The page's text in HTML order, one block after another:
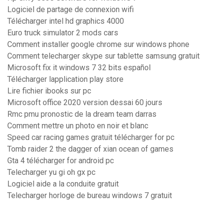
Logiciel de partage de connexion wifi
Télécharger intel hd graphics 4000
Euro truck simulator 2 mods cars
Comment installer google chrome sur windows phone
Comment telecharger skype sur tablette samsung gratuit
Microsoft fix it windows 7 32 bits español
Télécharger lapplication play store
Lire fichier ibooks sur pc
Microsoft office 2020 version dessai 60 jours
Rmc pmu pronostic de la dream team darras
Comment mettre un photo en noir et blanc
Speed car racing games gratuit télécharger for pc
Tomb raider 2 the dagger of xian ocean of games
Gta 4 télécharger for android pc
Telecharger yu gi oh gx pc
Logiciel aide a la conduite gratuit
Telecharger horloge de bureau windows 7 gratuit